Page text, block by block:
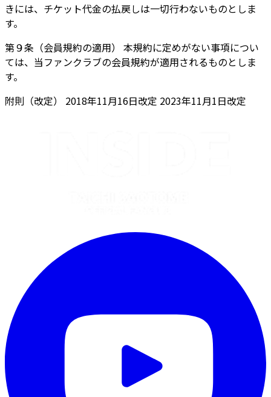
きには、チケット代金の払戻しは一切行わないものとしま
す。
第９条（会員規約の適用） 本規約に定めがない事項につい
ては、当ファンクラブの会員規約が適用されるものとしま
す。
附則（改定） 2018年11月16日改定 2023年11月1日改定